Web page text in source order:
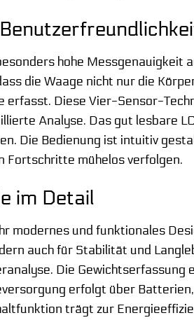
hohe
die Waage nicht nur die
erfasst. Diese Vier-Sensor-
Analyse. Das gut lesbare
Die Bedienung ist intuitiv
Fortschritte mühelos verfolgen.
im Detail
modernes und funktionales
auch für Stabilität und
Die
erfolgt über
trägt zur